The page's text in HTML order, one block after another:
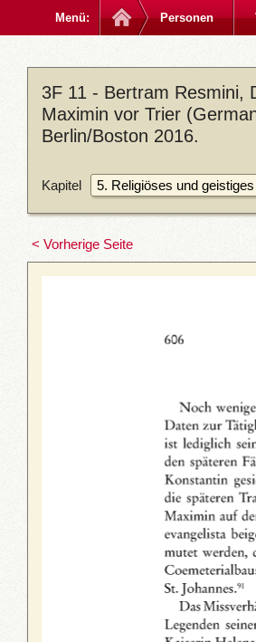
Menü: Personen
3F 11 - Bertram Resmini,
Maximin vor Trier
Berlin/Boston 2016.
Kapitel
< Vorherige Seite